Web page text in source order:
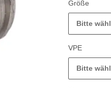
Größe
Bitte
VPE
Bitte